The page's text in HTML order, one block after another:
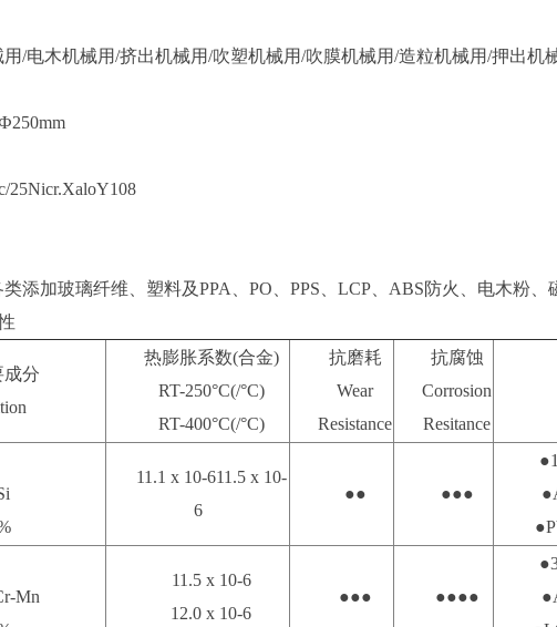
/电木机械用/挤出机械用/吹塑机械用/吹膜机械用/造粒机械用/押出机
25Nicr.XaloY108
添加玻璃纤维、塑料及PPA、PO、PPS、LCP、ABS防火、电木粉、
分
热膨胀系数(合金)
RT-250°C(/°C)
RT-400°C(/°C)
抗磨耗
Wear
Resistance
抗腐蚀
Corrosion
Resitance
11.1 x 10-611.5 x 10-
6
●● ●●●
Mn
11.5 x 10-6
12.0 x 10-6
●●● ●●●●